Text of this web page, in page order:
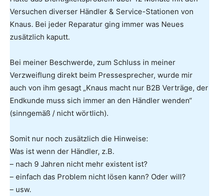
Versuchen diverser Händler & Service-Stationen von
Knaus. Bei jeder Reparatur ging immer was Neues
zusätzlich kaputt.
Bei meiner Beschwerde, zum Schluss in meiner
Verzweiflung direkt beim Pressesprecher, wurde mir
auch von ihm gesagt „Knaus macht nur B2B Verträge, der
Endkunde muss sich immer an den Händler wenden“
(sinngemäß / nicht wörtlich).
Somit nur noch zusätzlich die Hinweise:
Was ist wenn der Händler, z.B.
– nach 9 Jahren nicht mehr existent ist?
– einfach das Problem nicht lösen kann? Oder will?
– usw.